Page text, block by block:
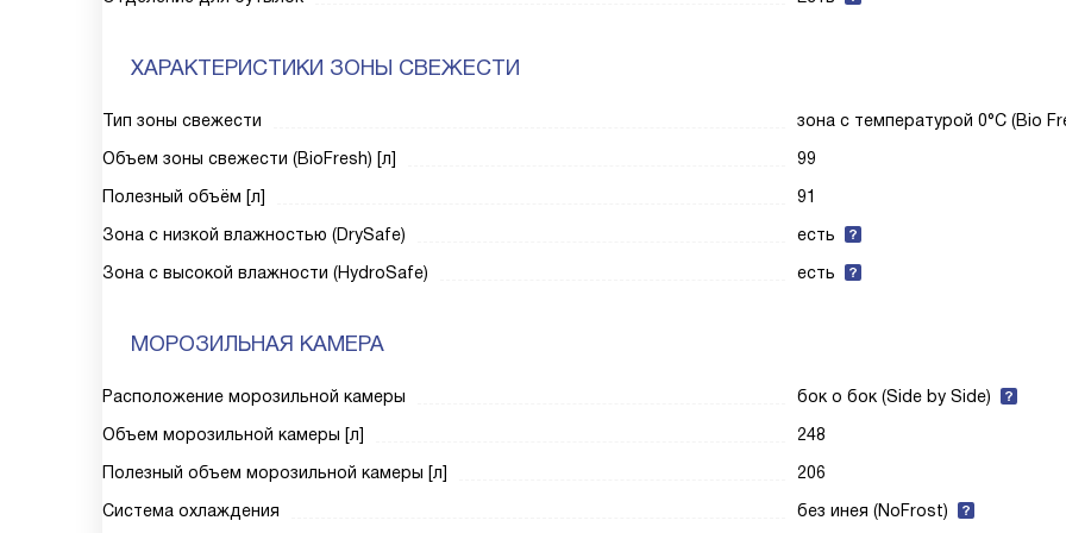
ХАРАКТЕРИСТИКИ ЗОНЫ СВЕЖЕСТИ
Тип зоны свежести
зона с температурой 0°C (Bio
Объем зоны свежести (BioFresh) [л]
99
Полезный объём [л]
91
Зона с низкой влажностью (DrySafe)
есть
Зона с высокой влажности (HydroSafe)
есть
МОРОЗИЛЬНАЯ КАМЕРА
Расположение морозильной камеры
бок о бок (Side by Side)
Объем морозильной камеры [л]
248
Полезный объем морозильной камеры [л]
206
Система охлаждения
без инея (NoFrost)